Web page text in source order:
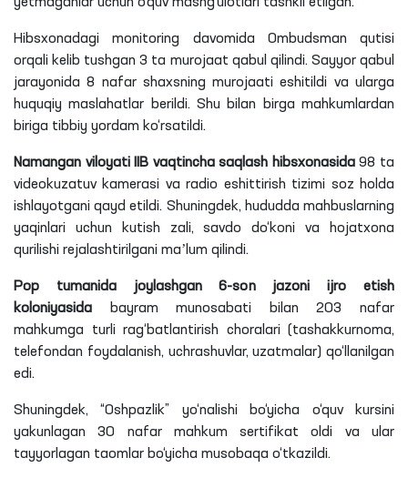
Hibsxonadagi monitoring davomida Ombudsman qutisi
orqali kelib tushgan 3 ta murojaat qabul qilindi. Sayyor qabul
jarayonida 8 nafar shaxsning murojaati eshitildi va ularga
huquqiy maslahatlar berildi. Shu bilan birga mahkumlardan
biriga tibbiy yordam ko‘rsatildi.
Namangan viloyati IIB vaqtincha saqlash hibsxonasida98 ta
videokuzatuv kamerasi va radio eshittirish tizimi soz holda
ishlayotgani qayd etildi. Shuningdek, hududda mahbuslarning
yaqinlari uchun kutish zali, savdo do‘koni va hojatxona
qurilishi rejalashtirilgani maʼlum qilindi.
Pop tumanida joylashgan 6-son jazoni ijro etish
koloniyasida bayram munosabati bilan 203 nafar
mahkumga turli rag‘batlantirish choralari (tashakkurnoma,
telefondan foydalanish, uchrashuvlar, uzatmalar) qo‘llanilgan
edi.
Shuningdek, “Oshpazlik” yo‘nalishi bo‘yicha o‘quv kursini
yakunlagan 30 nafar mahkum sertifikat oldi va ular
tayyorlagan taomlar bo‘yicha musobaqa o‘tkazildi.